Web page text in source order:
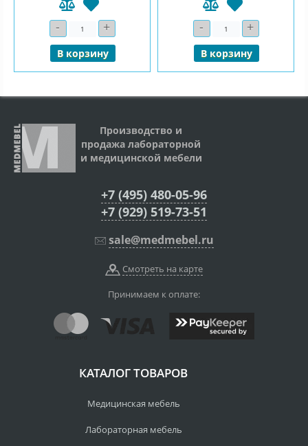
- Количество+
В корзину
- Количество+
В корзину
Производство и
продажа лабораторной
и медицинской мебели
+7 (495) 480-05-96
+7 (929) 519-73-51
sale@medmebel.ru
Смотреть на карте
Принимаем к оплате:
КАТАЛОГ ТОВАРОВ
Медицинская мебель
Лабораторная мебель